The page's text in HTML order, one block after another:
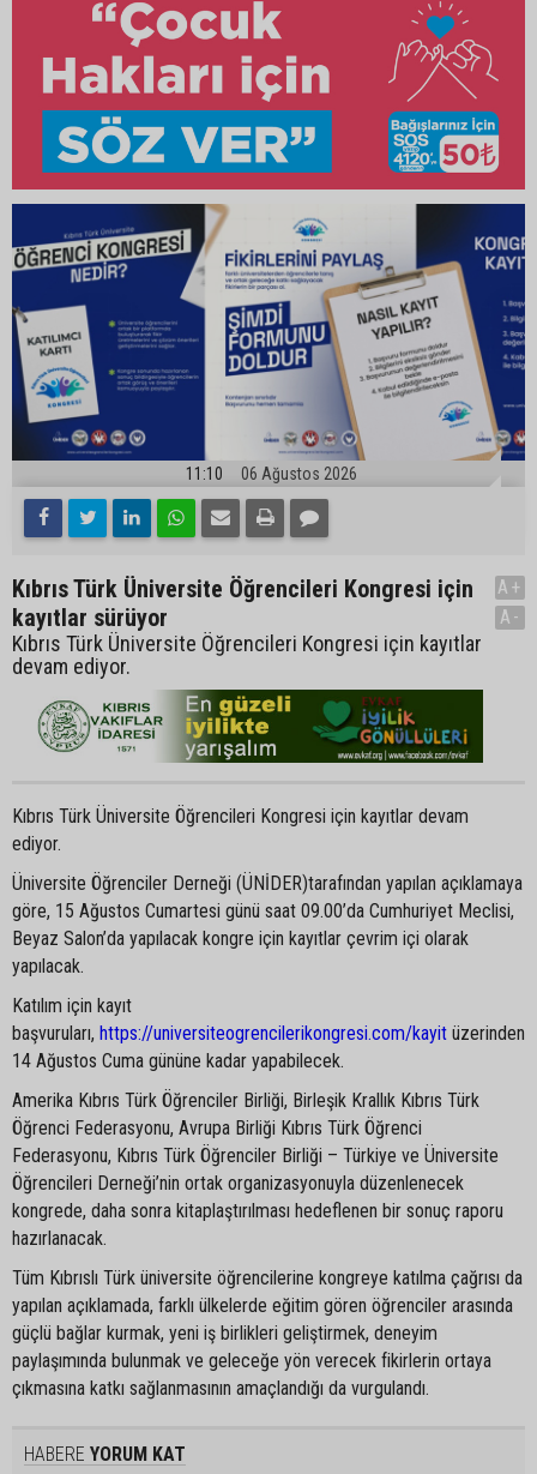
11:10 06 Ağustos 2026
Kıbrıs Türk Üniversite Öğrencileri Kongresi için
kayıtlar sürüyor
Kıbrıs Türk Üniversite Öğrencileri Kongresi için kayıtlar
devam ediyor.
A+
A-
Kıbrıs Türk Üniversite Öğrencileri Kongresi için kayıtlar devam
ediyor.
Üniversite Öğrenciler Derneği (ÜNİDER)tarafından yapılan açıklamaya
göre, 15 Ağustos Cumartesi günü saat 09.00’da Cumhuriyet Meclisi,
Beyaz Salon’da yapılacak kongre için kayıtlar çevrim içi olarak
yapılacak.
Katılım için kayıt
başvuruları, https://universiteogrencilerikongresi.com/kayit üzerinden
14 Ağustos Cuma gününe kadar yapabilecek.
Amerika Kıbrıs Türk Öğrenciler Birliği, Birleşik Krallık Kıbrıs Türk
Öğrenci Federasyonu, Avrupa Birliği Kıbrıs Türk Öğrenci
Federasyonu, Kıbrıs Türk Öğrenciler Birliği – Türkiye ve Üniversite
Öğrencileri Derneği’nin ortak organizasyonuyla düzenlenecek
kongrede, daha sonra kitaplaştırılması hedeflenen bir sonuç raporu
hazırlanacak.
Tüm Kıbrıslı Türk üniversite öğrencilerine kongreye katılma çağrısı da
yapılan açıklamada, farklı ülkelerde eğitim gören öğrenciler arasında
güçlü bağlar kurmak, yeni iş birlikleri geliştirmek, deneyim
paylaşımında bulunmak ve geleceğe yön verecek fikirlerin ortaya
çıkmasına katkı sağlanmasının amaçlandığı da vurgulandı.
HABERE YORUM KAT